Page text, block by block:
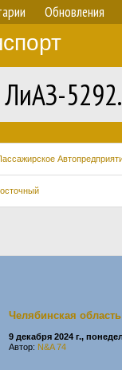
Обновления
ЛиАЗ-
Челябинская область
9 декабря 2024 г.,
Автор: N&A 74